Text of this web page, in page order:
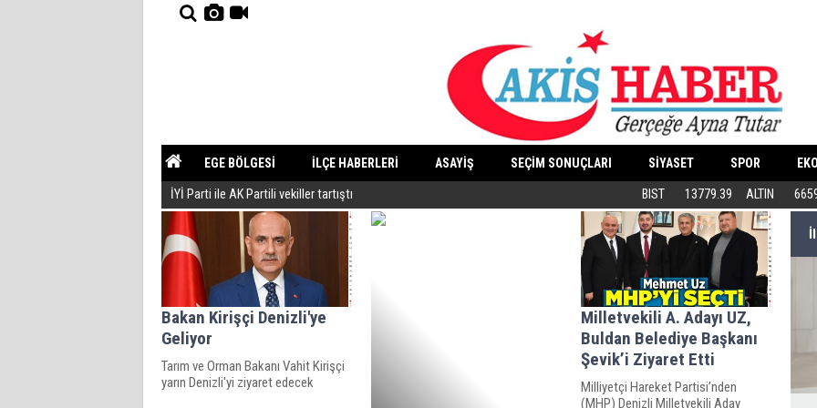
EGE BÖLGESİ İLÇE HABERLERİ ASAYİŞ SEÇİM SONUÇLARI SİYASET SPOR
YAZARLAR GÜNDEM
İYİ Parti ile AK Partili vekiller tartıştı Butik İşletmeler E-Ticarete Başlarken
BIST 13779.39 ALTIN
Bakan Kirişçi Denizli'ye
Geliyor
Tarım ve Orman Bakanı Vahit Kirişçi
yarın Denizli'yi ziyaret edecek
Milletvekili A. Adayı UZ,
Buldan Belediye Başkanı
Şevik’i Ziyaret Etti
Milliyetçi Hareket Partisi’nden
(MHP) Denizli Milletvekili Aday